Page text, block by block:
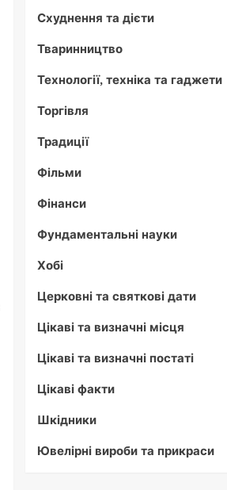
Схуднення та дієти
Тваринництво
Технології, техніка та гаджети
Торгівля
Традиції
Фільми
Фінанси
Фундаментальні науки
Хобі
Церковні та святкові дати
Цікаві та визначні місця
Цікаві та визначні постаті
Цікаві факти
Шкідники
Ювелірні вироби та прикраси